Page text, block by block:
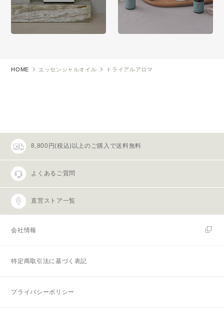
HOME エッセンシャルオイル トライアルアロマ
8,800円(税込)以上のご購入で送料無料
よくあるご質問
直営ストア一覧
会社情報
特定商取引法に基づく表記
プライバシーポリシー